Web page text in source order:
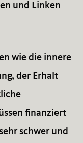
und Linken
wie die innere
der Erhalt
finanziert
schwer und